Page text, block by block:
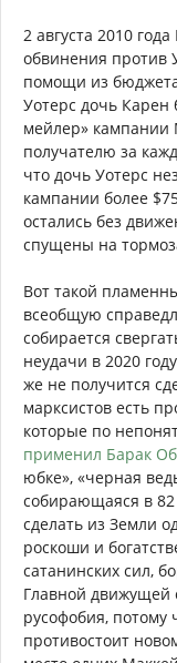
2 августа 2010
обвинения против
помощи из
Уотерс дочь
мейлер» кампании
получателю за
что дочь Уотерс
кампании более
остались без
спущены на
Вот такой
всеобщую
собирается
неудачи в 2020
же не получится
марксистов есть
которые по
применил Барак
юбке», «черная
собирающаяся в 82
сделать из Земли
роскоши и
сатанинских сил,
Главной движущей
русофобия, потому
противостоит